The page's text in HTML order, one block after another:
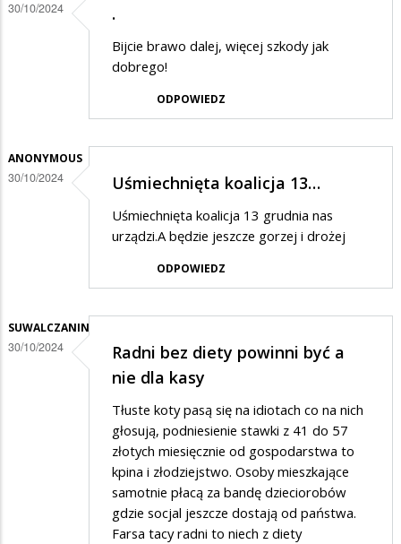
30/10/2024 .
Bijcie brawo dalej, więcej szkody jak
dobrego!
ODPOWIEDZ
ANONYMOUS
30/10/2024 Uśmiechnięta koalicja 13…
Uśmiechnięta koalicja 13 grudnia nas
urządzi.A będzie jeszcze gorzej i drożej
ODPOWIEDZ
SUWALCZANIN
30/10/2024
Radni bez diety powinni być a
nie dla kasy
Tłuste koty pasą się na idiotach co na nich
głosują, podniesienie stawki z 41 do 57
złotych miesięcznie od gospodarstwa to
kpina i złodziejstwo. Osoby mieszkające
samotnie płacą za bandę dzieciorobów
gdzie socjal jeszcze dostają od państwa.
Farsa tacy radni to niech z diety